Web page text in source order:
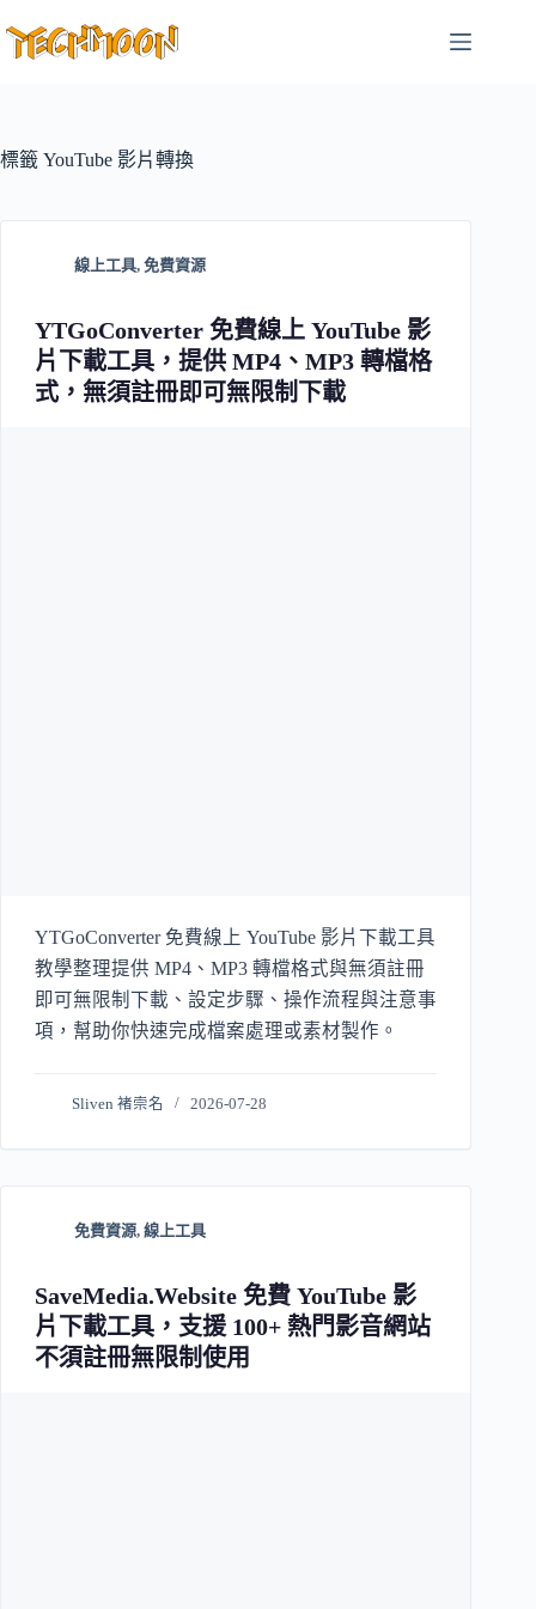
至
容
標籤 YouTube 影片轉換
線上工具, 免費資源
YTGoConverter 免費線上 YouTube 影
片下載工具，提供 MP4、MP3 轉檔格
式，無須註冊即可無限制下載
YTGoConverter 免費線上 YouTube 影片下載工具
教學整理提供 MP4、MP3 轉檔格式與無須註冊
即可無限制下載、設定步驟、操作流程與注意事
項，幫助你快速完成檔案處理或素材製作。
Sliven 褚崇名 2026-07-28
免費資源, 線上工具
SaveMedia.Website 免費 YouTube 影
片下載工具，支援 100+ 熱門影音網站
不須註冊無限制使用